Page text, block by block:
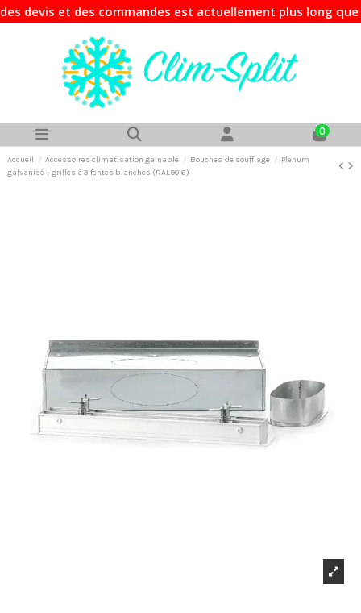
et des commandes est actuellement plus long que
0
Accueil Accessoires climatisation gainable Bouches de soufflage
Plenum
galvanisé + grilles à 3 fentes blanches (RAL9016)